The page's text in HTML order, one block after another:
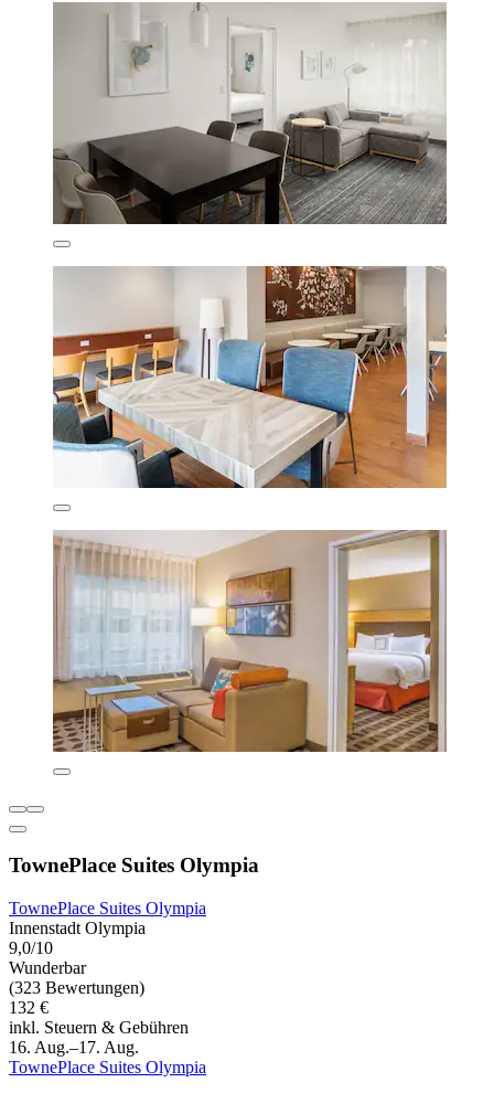
TownePlace Suites Olympia
TownePlace Suites Olympia
Innenstadt Olympia
9,0/10
Wunderbar
(323 Bewertungen)
132 €
inkl. Steuern & Gebühren
16. Aug.–17. Aug.
TownePlace Suites Olympia